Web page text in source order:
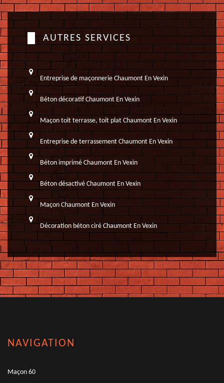
AUTRES SERVICES
Entreprise de maçonnerie Chaumont En Vexin
Béton décoratif Chaumont En Vexin
Maçon toit terrasse, toit plat Chaumont En Vexin
Entreprise de terrassement Chaumont En Vexin
Béton imprimé Chaumont En Vexin
Béton désactivé Chaumont En Vexin
Maçon Chaumont En Vexin
Décoration béton ciré Chaumont En Vexin
NAVIGATION
Maçon 60